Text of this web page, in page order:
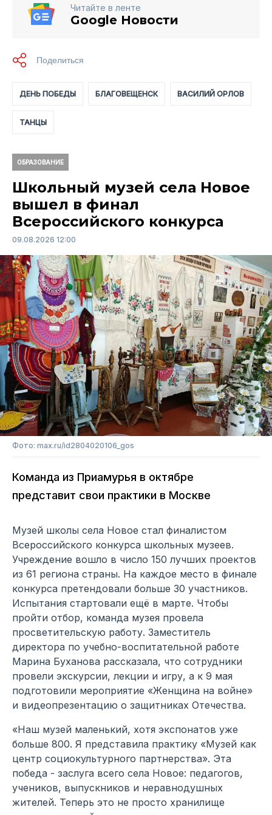
Читайте в ленте
Google Новости
ДЕНЬ ПОБЕДЫ БЛАГОВЕЩЕНСК ВАСИЛИЙ ОРЛОВ
ТАНЦЫ
ОБРАЗОВАНИЕ
Школьный музей села Новое
вышел в финал
Всероссийского конкурса
09.08.2026 12:00
Фото: max.ru/id2804020106_gos
Команда из Приамурья в октябре
представит свои практики в Москве
Музей школы села Новое стал финалистом
Всероссийского конкурса школьных музеев.
Учреждение вошло в число 150 лучших проектов
из 61 региона страны. На каждое место в финале
конкурса претендовали больше 30 участников.
Испытания стартовали ещё в марте. Чтобы
пройти отбор, команда музея провела
просветительскую работу. Заместитель
директора по учебно-воспитательной работе
Марина Буханова рассказала, что сотрудники
провели экскурсии, лекции и игру, а к 9 мая
подготовили мероприятие «Женщина на войне»
и видеопрезентацию о защитниках Отечества.
«Наш музей маленький, хотя экспонатов уже
больше 800. Я представила практику «Музей как
центр социокультурного партнерства». Эта
победа - заслуга всего села Новое: педагогов,
учеников, выпускников и неравнодушных
жителей. Теперь это не просто хранилище